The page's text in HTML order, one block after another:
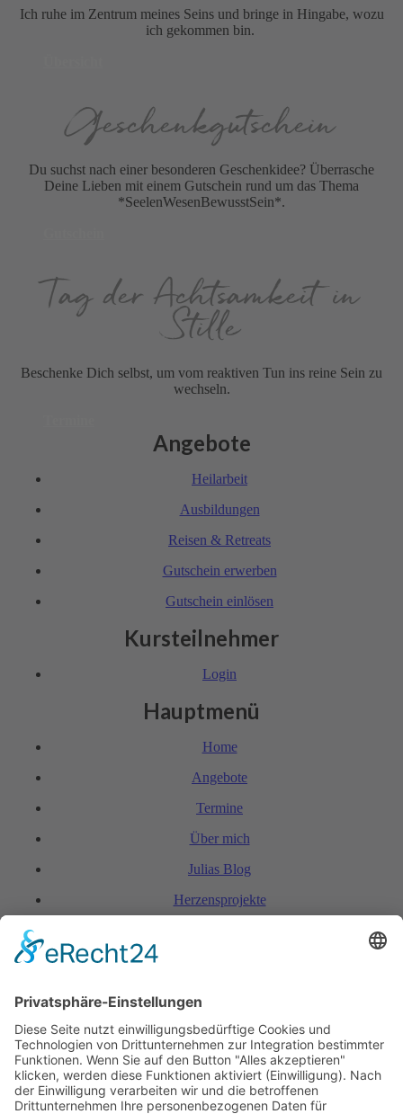
Ich ruhe im Zentrum meines Seins und bringe in Hingabe, wozu
ich gekommen bin.
Geschenk­gutschein
Du suchst nach einer besonderen Geschenkidee? Überrasche
Deine Lieben mit einem Gutschein rund um das Thema
*SeelenWesenBewusstSein*.
Tag der Achtsamkeit in
Stille
Beschenke Dich selbst, um vom reaktiven Tun ins reine Sein zu
wechseln.
Angebote
Heil­arbeit
Ausbil­dungen
Reisen & Retreats
Gutschein erwerben
Gutschein einlösen
Kursteilnehmer
Login
Hauptmenü
Home
Angebote
Termine
Über mich
Julias Blog
Herzensprojekte
Rechtliches
Hinweis zur Heilarbeit
Daten­schutz­er­klärung
Impressum